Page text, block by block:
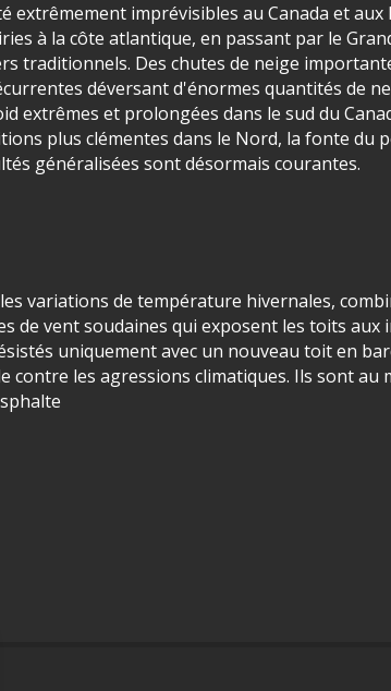
imprévisibles au Canada et aux
à la côte atlantique, en passant par le
traditionnels. Des chutes de neige
déversant d'énormes quantités de
extrêmes et prolongées dans le sud du
plus clémentes dans le Nord, la fonte du
généralisées sont désormais courantes.
variations de température hivernales,
de vent soudaines qui exposent les toits
uniquement avec un nouveau toit en
les agressions climatiques. Ils sont au